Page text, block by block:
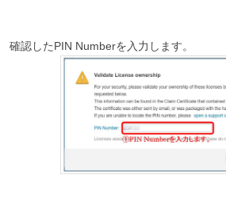
確認したPIN Numberを入力します。